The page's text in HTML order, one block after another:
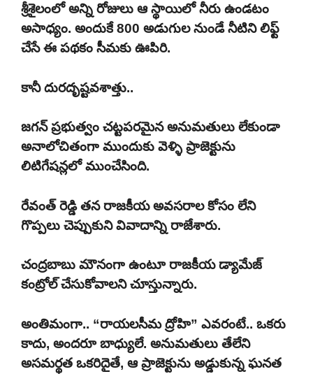
శ్రీశైలంలో అన్ని రోజులు ఆ స్థాయిలో నీరు ఉండటం
అసాధ్యం. అందుకే 800 అడుగుల నుండే నీటిని లిఫ్ట్
చేసే ఈ పథకం సీమకు ఊపిరి.
కానీ దురదృష్టవశాత్తు..
జగన్ ప్రభుత్వం చట్టపరమైన అనుమతులు లేకుండా
అనాలోచితంగా ముందుకు వెళ్ళి ప్రాజెక్టును
లిటిగేషన్లలో ముంచేసింది.
రేవంత్ రెడ్డి తన రాజకీయ అవసరాల కోసం లేని
గొప్పలు చెప్పుకుని వివాదాన్ని రాజేశారు.
చంద్రబాబు మౌనంగా ఉంటూ రాజకీయ డ్యామేజ్
కంట్రోల్ చేసుకోవాలని చూస్తున్నారు.
అంతిమంగా.. “రాయలసీమ ద్రోహి” ఎవరంటే.. ఒకరు
కాదు, అందరూ బాధ్యులే. అనుమతులు తేలేని
అసమర్థత ఒకరిదైతే, ఆ ప్రాజెక్టును అడ్డుకున్న ఘనత